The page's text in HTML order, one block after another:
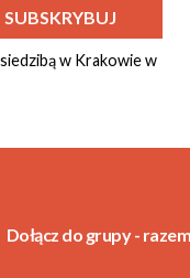
w Krakowie w
Dołącz do grupy -